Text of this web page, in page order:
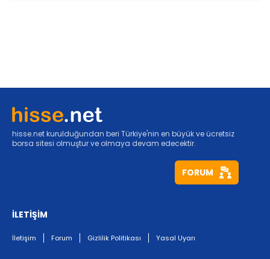
hisse.net kurulduğundan beri Türkiye'nin en büyük ve ücretsiz
borsa sitesi olmuştur ve olmaya devam edecektir.
FORUM
İLETİŞİM
İletişim Forum Gizlilik Politikası Yasal Uyarı